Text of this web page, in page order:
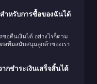
ำหรับการซื้อของฉันได้
อคืนเงินได้ อย่างไรก็ตาม
ทีมสนับสนุนลูกค้าของเรา
กชำระเงินเสร็จสิ้นได้